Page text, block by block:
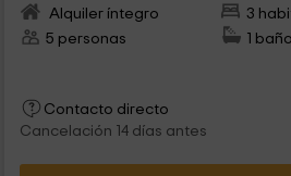
Alquiler íntegro
3
5 personas
1
Contacto directo
Cancelación 14 días antes